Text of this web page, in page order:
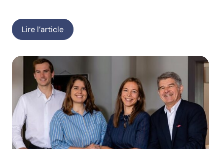
Lire l’article